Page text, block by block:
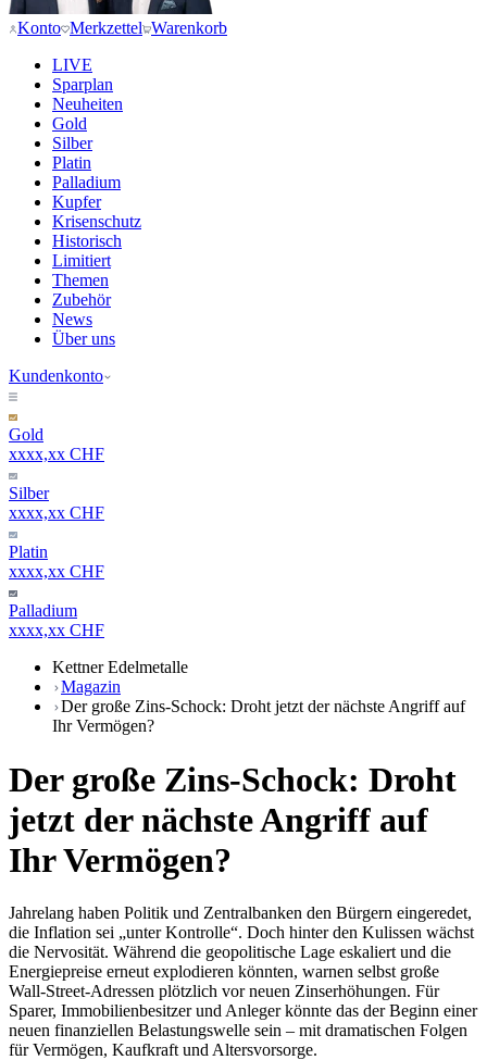
Konto Merkzettel Warenkorb
LIVE
Sparplan
Neuheiten
Gold
Silber
Platin
Palladium
Kupfer
Krisenschutz
Historisch
Limitiert
Themen
Zubehör
News
Über uns
Kundenkonto
Gold
xxxx,xx CHF
Silber
xxxx,xx CHF
Platin
xxxx,xx CHF
Palladium
xxxx,xx CHF
Kettner Edelmetalle
Magazin
Der große Zins-Schock: Droht jetzt der nächste Angriff auf
Ihr Vermögen?
Der große Zins-Schock: Droht
jetzt der nächste Angriff auf
Ihr Vermögen?
Jahrelang haben Politik und Zentralbanken den Bürgern eingeredet,
die Inflation sei „unter Kontrolle“. Doch hinter den Kulissen wächst
die Nervosität. Während die geopolitische Lage eskaliert und die
Energiepreise erneut explodieren könnten, warnen selbst große
Wall-Street-Adressen plötzlich vor neuen Zinserhöhungen. Für
Sparer, Immobilienbesitzer und Anleger könnte das der Beginn einer
neuen finanziellen Belastungswelle sein – mit dramatischen Folgen
für Vermögen, Kaufkraft und Altersvorsorge.